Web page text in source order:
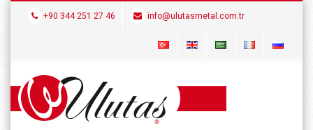
+90 344 251 27 46 info@ulutasmetal.com.tr